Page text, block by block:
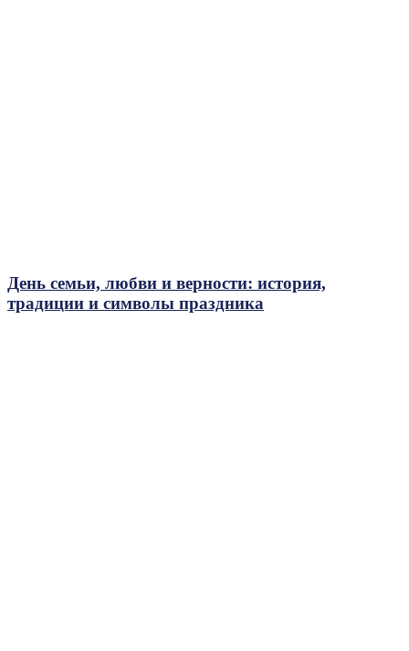
День семьи, любви и верности: история,
традиции и символы праздника